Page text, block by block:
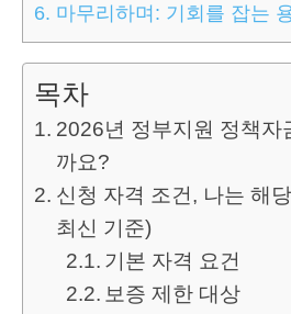
6. 마무리하며: 기회를 잡는
목차
2026년 정부지원 정책자
까요?
신청 자격 조건, 나는 해
최신 기준)
기본 자격 요건
보증 제한 대상